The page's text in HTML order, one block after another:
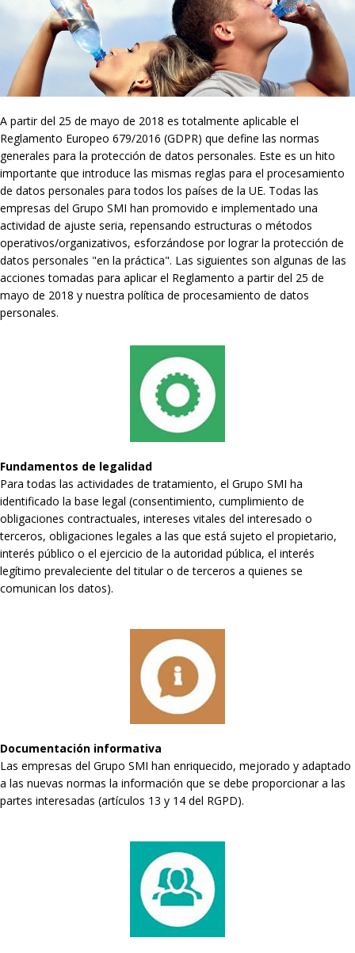
A partir del 25 de mayo de 2018 es totalmente aplicable el
Reglamento Europeo 679/2016 (GDPR) que define las normas
generales para la protección de datos personales. Este es un hito
importante que introduce las mismas reglas para el procesamiento
de datos personales para todos los países de la UE. Todas las
empresas del Grupo SMI han promovido e implementado una
actividad de ajuste seria, repensando estructuras o métodos
operativos/organizativos, esforzándose por lograr la protección de
datos personales "en la práctica". Las siguientes son algunas de las
acciones tomadas para aplicar el Reglamento a partir del 25 de
mayo de 2018 y nuestra política de procesamiento de datos
personales.
Fundamentos de legalidad
Para todas las actividades de tratamiento, el Grupo SMI ha
identificado la base legal (consentimiento, cumplimiento de
obligaciones contractuales, intereses vitales del interesado o
terceros, obligaciones legales a las que está sujeto el propietario,
interés público o el ejercicio de la autoridad pública, el interés
legítimo prevaleciente del titular o de terceros a quienes se
comunican los datos).
Documentación informativa
Las empresas del Grupo SMI han enriquecido, mejorado y adaptado
a las nuevas normas la información que se debe proporcionar a las
partes interesadas (artículos 13 y 14 del RGPD).